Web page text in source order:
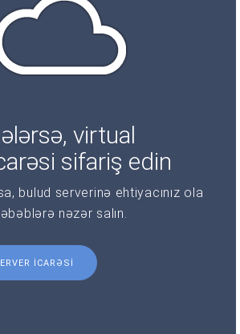
virtual
sifariş edin
bulud serverinə ehtiyacınız ola
nəzər salın.
ICARƏSI